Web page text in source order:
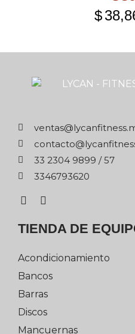
$
75 / 9989 4032 33
0263976433
TIENDA DE
Acondicionamiento
Bancos
Barras
Discos
Mancuernas